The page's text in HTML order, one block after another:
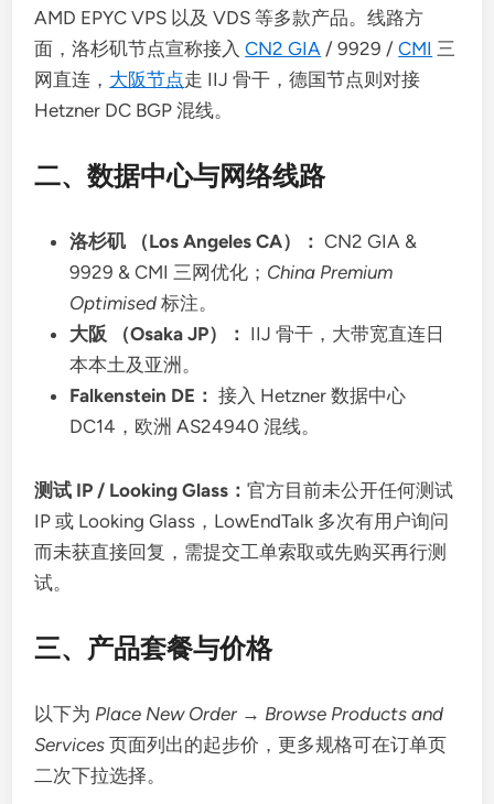
AMD EPYC VPS 以及 VDS 等多款产品。线路方
面，洛杉矶节点宣称接入CN2 GIA / 9929 /CMI 三
网直连， 大阪节点走 IIJ 骨干，德国节点则对接
Hetzner DC BGP 混线。
二、数据中心与网络线路
洛杉矶 （Los Angeles CA）： CN2 GIA &
9929 & CMI 三网优化； China Premium
Optimised 标注。
大阪 （Osaka JP）： IIJ 骨干，大带宽直连日
本本土及亚洲。
Falkenstein DE： 接入 Hetzner 数据中心
DC14，欧洲 AS24940 混线。
测试 IP / Looking Glass：官方目前未公开任何测试
IP 或 Looking Glass，LowEndTalk 多次有用户询问
而未获直接回复，需提交工单索取或先购买再行测
试。
三、产品套餐与价格
以下为 Place New Order → Browse Products and
Services 页面列出的起步价，更多规格可在订单页
二次下拉选择。